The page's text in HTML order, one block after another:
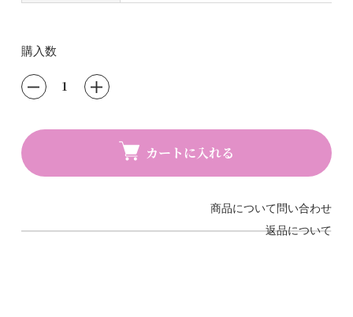
購入数
カートに入れる
商品について問い合わせ
返品について